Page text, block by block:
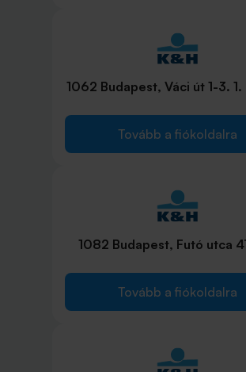
1062 Budapest, Váci út 1-3.
Tovább a fiókoldalra
1082 Budapest, Futó utca
Tovább a fiókoldalra